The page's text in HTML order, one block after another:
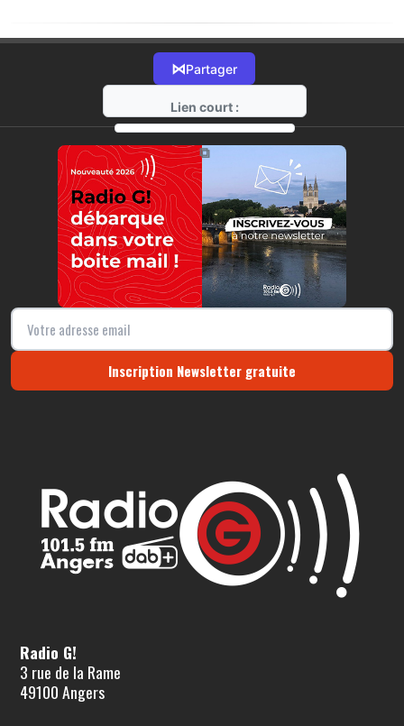
⋈Partager
Lien court :
https://radio-g.fr?17679
⧉
Inscription Newsletter gratuite
Radio G!
3 rue de la Rame
49100 Angers